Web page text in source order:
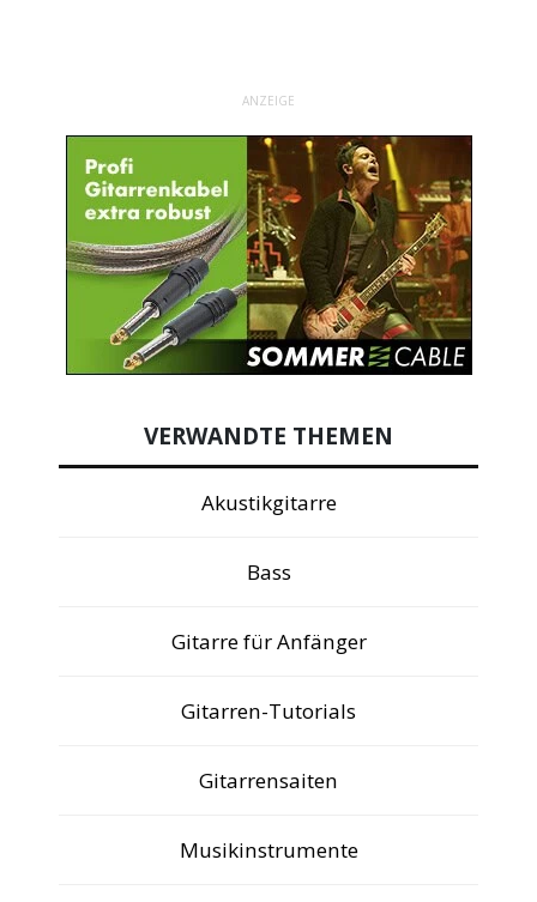
ANZEIGE
VERWANDTE THEMEN
Akustikgitarre
Bass
Gitarre für Anfänger
Gitarren-Tutorials
Gitarrensaiten
Musikinstrumente